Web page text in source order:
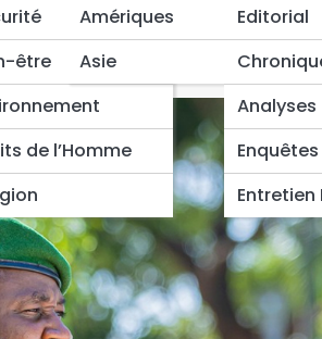
être
de l’Homme
Amériques
Asie
Editorial
Analyses
Enquêtes
Entretien